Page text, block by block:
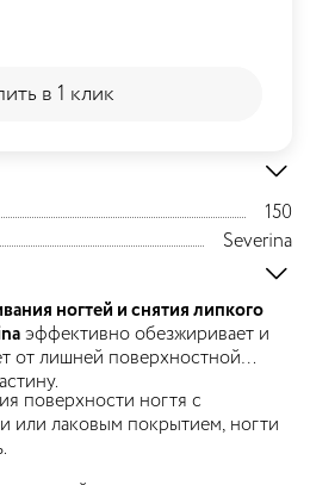
150
Severina
ногтей и снятия липкого
эффективно обезжиривает и
от лишней поверхностной
поверхности ногтя с
или лаковым покрытием, ногти
в 1 клик
в 1 клик